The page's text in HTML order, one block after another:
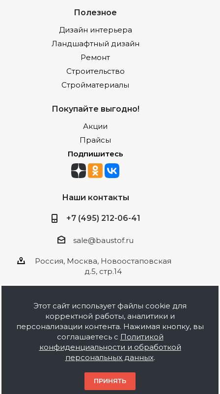
Полезное
Дизайн интерьера
Ландшафтный дизайн
Ремонт
Строительство
Стройматериалы
Покупайте выгодно!
Акции
Прайсы
Подпишитесь
Наши контакты
+7 (495) 212-06-41
sale@baustof.ru
Россия, Москва, Новоостаповская
д.5, стр.14
2026 © ООО Баустов. Собственное
производство лакокрасочной продукции,
оптовая и розничная продажа строительных
материалов, комплектация объектов под ключ.
Информация на сайте носит ознакомительный
характер и не является публичной офертой.
Этот сайт использует файлы cookie для
корректной работы, аналитики и
персонализации контента. Нажимая кнопку, вы
соглашаетесь с Политикой
конфиденциальности и обработкой
персональных данных.
ПРИНЯТЬ